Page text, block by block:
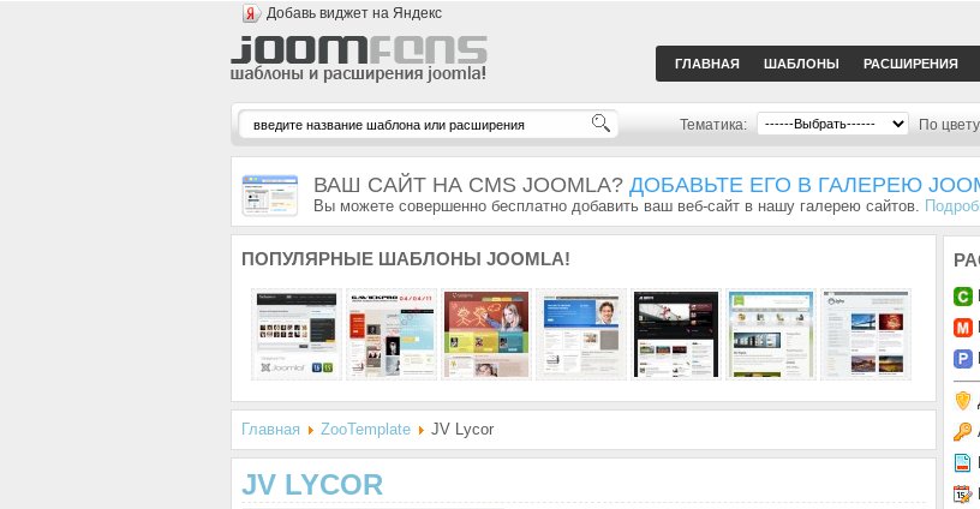
Добавь виджет на Яндекс
ГЛАВНАЯ ШАБЛОНЫ РАСШИРЕНИЯ
Тематика: По
ВАШ САЙТ НА CMS JOOMLA? ДОБАВЬТЕ ЕГО В ГАЛЕРЕЮ
Вы можете совершенно бесплатно добавить ваш веб-сайт в нашу галерею сайтов.
ПОПУЛЯРНЫЕ ШАБЛОНЫ JOOMLA!
Главная ZooTemplate JV Lycor
JV LYCOR